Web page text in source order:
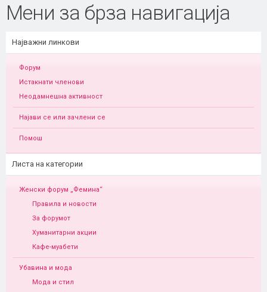
Мени за брза навигација
Најважни линкови
Форум
Истакнати членови
Неодамнешна активност
Најави се или зачлени се
Помош
Листа на категории
Женски форум „Фемина“
Правила и новости
За форумот
Хуманитарни акции
Кафе-муабети
Убавина и мода
Мода и стил